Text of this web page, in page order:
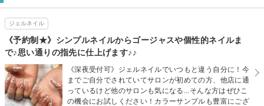
ジェルネイル
《予約制★》シンプルネイルからゴージャスや個性的ネイルま
で♪思い通りの指先に仕上げます♪♪
《深夜受付可》ジェルネイルでいつもと違う自分に！今
までご自分でされていてサロンが初めての方、他店に通
っているけど他のサロンも気になる...そんな方はぜひこ
の機会にお試しください！カラーサンプルも豊富にござ